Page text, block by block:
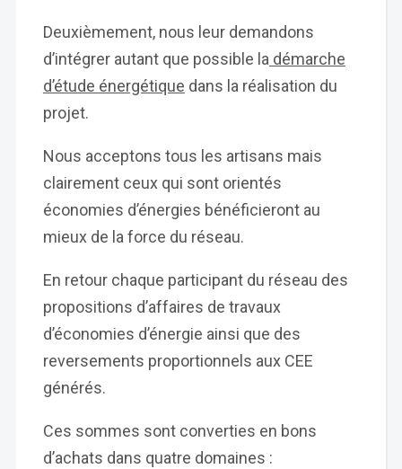
Deuxièmement, nous leur demandons
d’intégrer autant que possible ladémarche
d’étude énergétique dans la réalisation du
projet.
Nous acceptons tous les artisans mais
clairement ceux qui sont orientés
économies d’énergies bénéficieront au
mieux de la force du réseau.
En retour chaque participant du réseau des
propositions d’affaires de travaux
d’économies d’énergie ainsi que des
reversements proportionnels aux CEE
générés.
Ces sommes sont converties en bons
d’achats dans quatre domaines :